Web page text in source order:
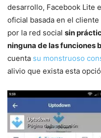
desarrollo, Facebook Lite
oficial basada en el
por la red social sin
ninguna de las funciones
cuenta su monstruoso
alivio que exista esta